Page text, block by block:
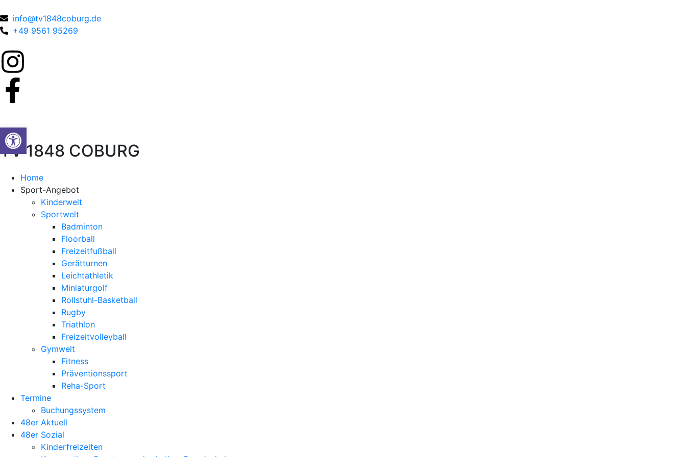
info@tv1848coburg.de
+49 9561 95269
TV 1848 COBURG
Home
Sport-Angebot
Kinderwelt
Sportwelt
Badminton
Floorball
Freizeitfußball
Gerätturnen
Leichtathletik
Miniaturgolf
Rollstuhl-Basketball
Rugby
Triathlon
Freizeitvolleyball
Gymwelt
Fitness
Präventionssport
Reha-Sport
Termine
Buchungssystem
48er Aktuell
48er Sozial
Kinderfreizeiten
Werkzeugleiste öffnen